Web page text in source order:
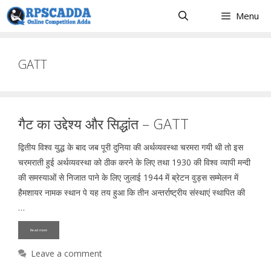
Skip
to
Menu
GATT
गैट का उद्देश्य और सिद्धांत – GATT
द्वितीय विश्व युद्ध के बाद जब पूरी दुनिया की अर्थव्यवस्था चरमरा गयी थी तो इस
चरमराती हुई अर्थव्यवस्था को ठीक करने के लिए तथा 1930 की विश्व व्यापी मन्दी
की समस्याओं से निजात पाने के लिए जुलाई 1944 में ब्रेटन वुड्स सम्मेलन में
हैमशायर नामक स्थान पे यह तय हुआ कि तीन अन्तर्राष्ट्रीय संस्थाएं स्थापित की
…
Read more
Leave a comment